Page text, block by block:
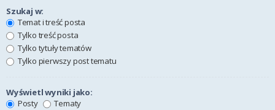
Szukaj w:
Temat i treść posta
Tylko treść posta
Tylko tytuły tematów
Tylko pierwszy post tematu
Wyświetl wyniki jako:
Posty
Tematy